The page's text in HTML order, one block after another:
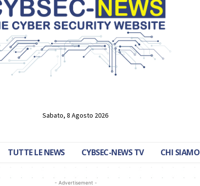
Sabato, 8 Agosto 2026
TUTTE LE NEWS CYBSEC-NEWS TV CHI SIAMO
- Advertisement -